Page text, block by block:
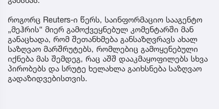
როგორც Reuters-ი წერს, საინფორმაციო სააგენტო
„მეჰრის“ მიერ გამოქვეყნებულ კომენტარში მან
განაცხადა, რომ შეთანხმება განსაზღვრავს ახალ
საზღვაო მარშრუტებს, რომლებიც გამოყენებული
იქნება მას შემდეგ, რაც აშშ დააკმაყოფილებს სხვა
პირობებს და სრუტე ხელახლა გაიხსნება საზღვაო
გადაზიდვებისთვის.